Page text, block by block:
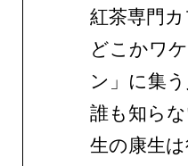
紅茶専門
どこかワ
ン」に集
誰も知ら
生の康生